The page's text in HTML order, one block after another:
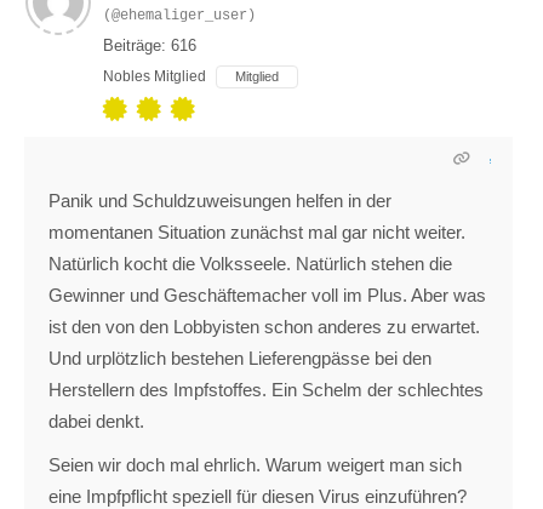
(@ehemaliger_user)
Beiträge: 616
Nobles Mitglied Mitglied
Panik und Schuldzuweisungen helfen in der
momentanen Situation zunächst mal gar nicht weiter.
Natürlich kocht die Volksseele. Natürlich stehen die
Gewinner und Geschäftemacher voll im Plus. Aber was
ist den von den Lobbyisten schon anderes zu erwartet.
Und urplötzlich bestehen Lieferengpässe bei den
Herstellern des Impfstoffes. Ein Schelm der schlechtes
dabei denkt.
Seien wir doch mal ehrlich. Warum weigert man sich
eine Impfpflicht speziell für diesen Virus einzuführen?